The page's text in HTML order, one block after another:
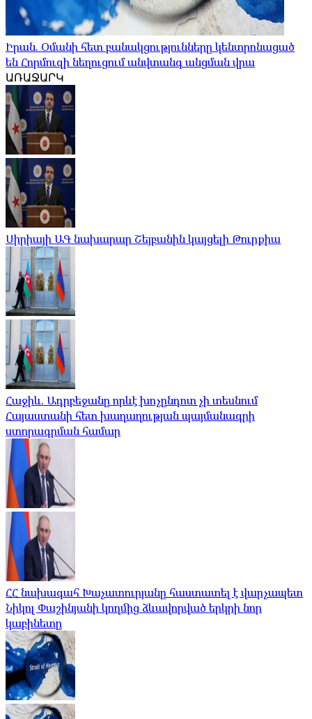
Իրան. Օմանի հետ բանակցությունները կենտրոնացած
են Հորմուզի նեղուցում անվտանգ անցման վրա
ԱՌԱՋԱՐԿ
Սիրիայի ԱԳ նախարար Շեյբանին կայցելի Թուրքիա
Հաջիև. Ադրբեջանը որևէ խոչընդոտ չի տեսնում
Հայաստանի հետ խաղաղության պայմանագրի
ստորագրման համար
ՀՀ նախագահ Խաչատուրյանը հաստատել է վարչապետ
Նիկոլ Փաշինյանի կողմից ձևավորված երկրի նոր
կաբինետը